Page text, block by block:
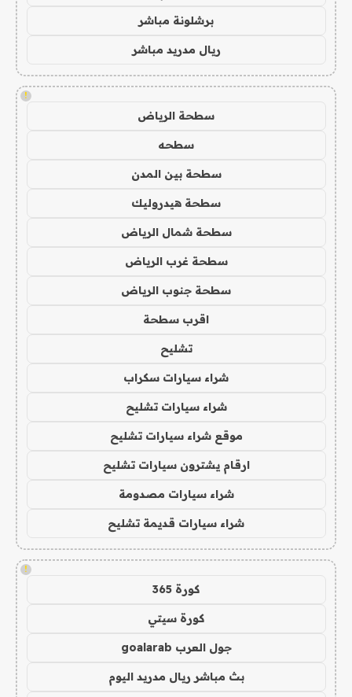
برشلونة مباشر
ريال مدريد مباشر
!
سطحة الرياض
سطحه
سطحة بين المدن
سطحة هيدروليك
سطحة شمال الرياض
سطحة غرب الرياض
سطحة جنوب الرياض
اقرب سطحة
تشليح
شراء سيارات سكراب
شراء سيارات تشليح
موقع شراء سيارات تشليح
ارقام يشترون سيارات تشليح
شراء سيارات مصدومة
شراء سيارات قديمة تشليح
!
كورة 365
كورة سيتي
جول العرب goalarab
بث مباشر ريال مدريد اليوم